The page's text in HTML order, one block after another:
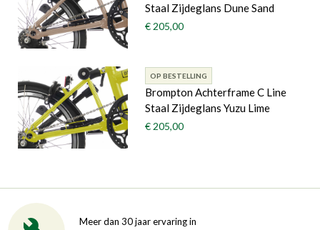
Staal Zijdeglans Dune Sand
€ 205,00
OP BESTELLING
Brompton Achterframe C Line
Staal Zijdeglans Yuzu Lime
€ 205,00
Meer dan 30 jaar ervaring in